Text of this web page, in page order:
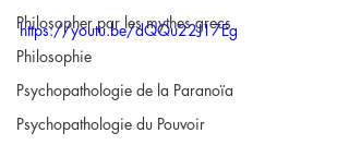
Philosopher par les mythes grecs
Philosophie
Psychopathologie de la Paranoïa
Psychopathologie du Pouvoir
https://youtu.be/dQQu22J17Eg